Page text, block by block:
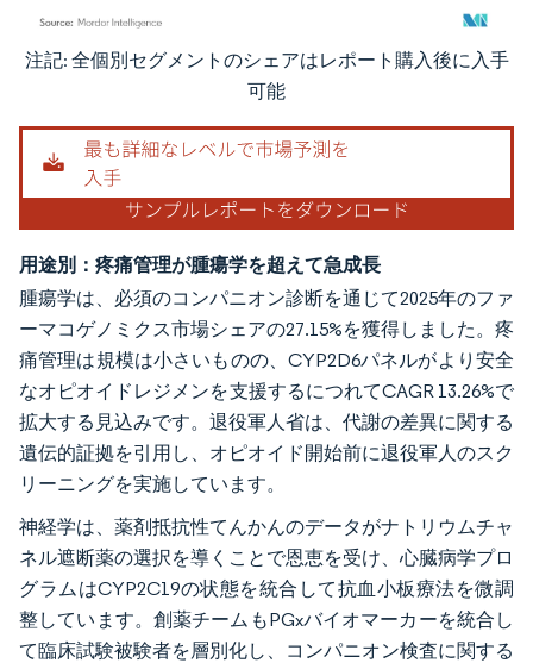
画像 © Mordor Intelligence。再利用にはCC BY 4.0の表示が必要です。
注記: 全個別セグメントのシェアはレポート購入後に入手
可能
用途別：疼痛管理が腫瘍学を超えて急成長
腫瘍学は、必須のコンパニオン診断を通じて2025年のファ
ーマコゲノミクス市場シェアの27.15%を獲得しました。疼
痛管理は規模は小さいものの、CYP2D6パネルがより安全
なオピオイドレジメンを支援するにつれてCAGR 13.26%で
拡大する見込みです。退役軍人省は、代謝の差異に関する
遺伝的証拠を引用し、オピオイド開始前に退役軍人のスク
リーニングを実施しています。
神経学は、薬剤抵抗性てんかんのデータがナトリウムチャ
ネル遮断薬の選択を導くことで恩恵を受け、心臓病学プロ
グラムはCYP2C19の状態を統合して抗血小板療法を微調
整しています。創薬チームもPGxバイオマーカーを統合し
て臨床試験被験者を層別化し、コンパニオン検査に関する